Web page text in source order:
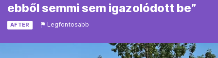
ebből semmi sem igazolódott be”
AFTER Legfontosabb